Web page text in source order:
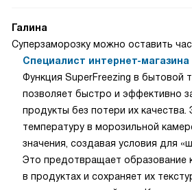
Галина
Суперзаморозку можно оставить
Специалист интернет-магазина
Функция SuperFreezing в бытовой
позволяет быстро и эффективно
продукты без потери их
температуру в морозильной
значения, создавая условия для
Это предотвращает образование
в продуктах и сохраняет их